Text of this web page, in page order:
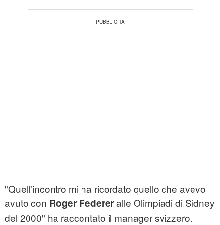
"Quell'incontro mi ha ricordato quello che avevo
avuto con Roger Federeralle Olimpiadi di Sidney
del 2000" ha raccontato il manager svizzero.